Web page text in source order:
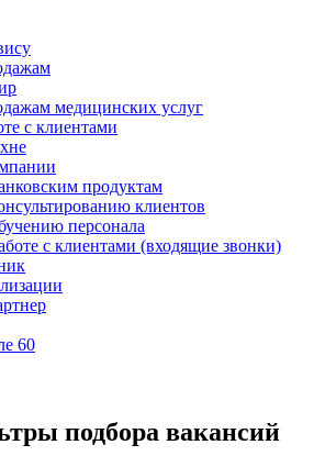
медицинских услуг
с клиентами
продуктам
клиентов
персонала
с клиентами (входящие звонки)
60
подбора вакансий